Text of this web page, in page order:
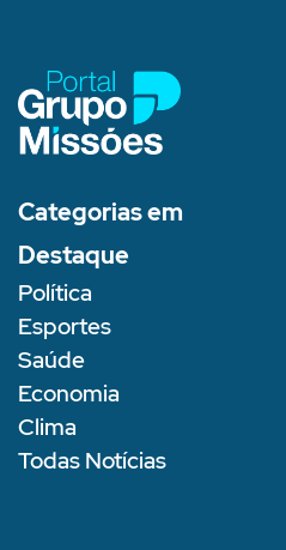
Categorias em
Destaque
Política
Esportes
Saúde
Economia
Clima
Todas Notícias